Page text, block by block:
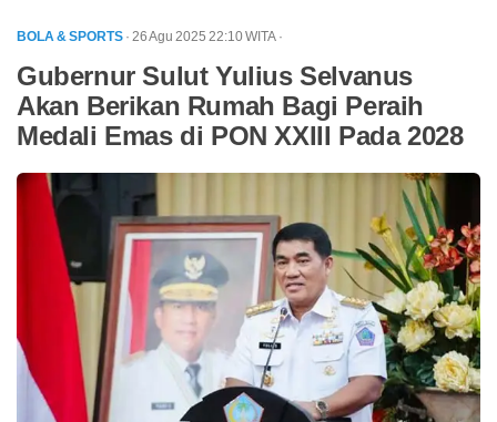
BOLA & SPORTS · 26 Agu 2025 22:10WITA ·
Gubernur Sulut Yulius Selvanus
Akan Berikan Rumah Bagi Peraih
Medali Emas di PON XXIII Pada 2028